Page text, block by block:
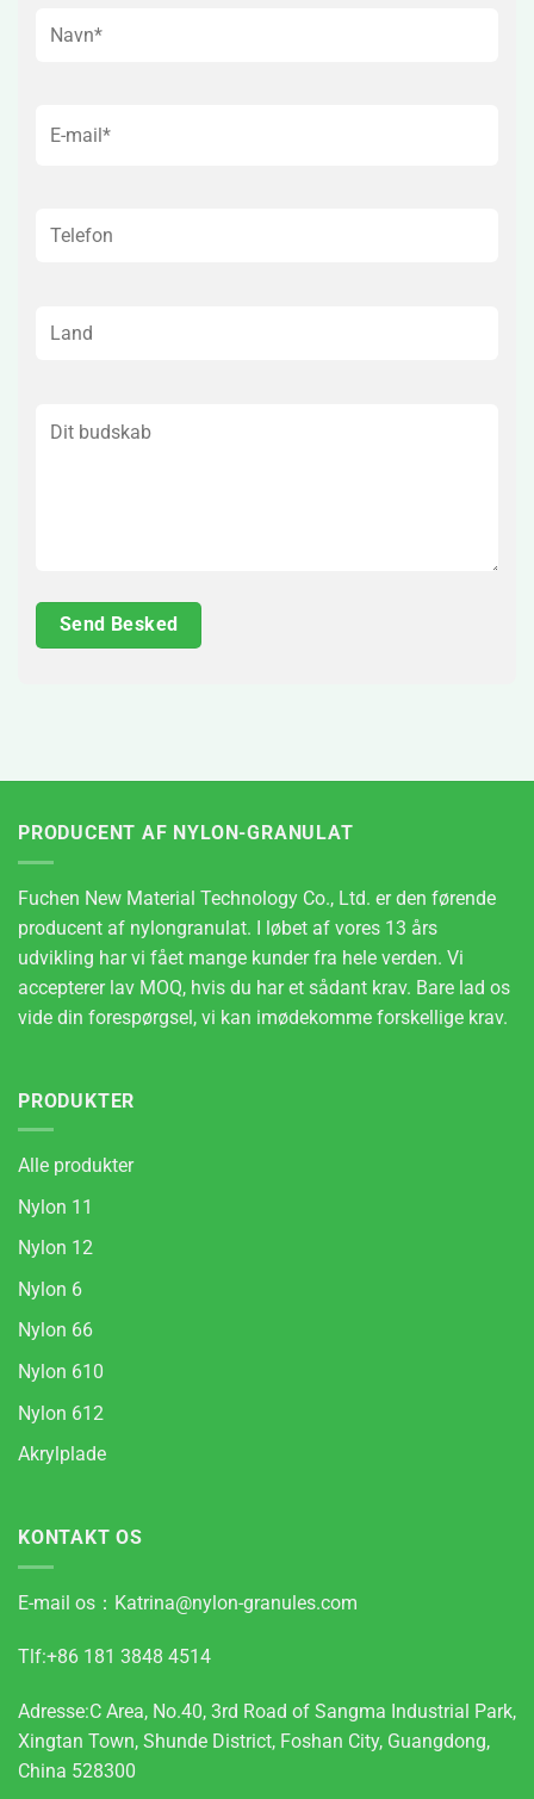
PRODUCENT AF NYLON-GRANULAT
Fuchen New Material Technology Co., Ltd. er den førende
producent af nylongranulat. I løbet af vores 13 års
udvikling har vi fået mange kunder fra hele verden. Vi
accepterer lav MOQ, hvis du har et sådant krav. Bare lad os
vide din forespørgsel, vi kan imødekomme forskellige krav.
PRODUKTER
Alle produkter
Nylon 11
Nylon 12
Nylon 6
Nylon 66
Nylon 610
Nylon 612
Akrylplade
KONTAKT OS
E-mail os： Katrina@nylon-granules.com
Tlf:+86 181 3848 4514
Adresse:C Area, No.40, 3rd Road of Sangma Industrial Park,
Xingtan Town, Shunde District, Foshan City, Guangdong,
China 528300